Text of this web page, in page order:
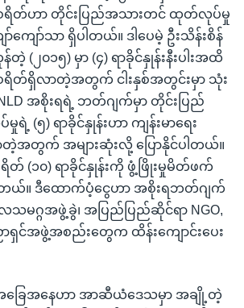
စရိတ်ဟာ တိုင်းပြည်အသားတင် ထုတ်လုပ်မှု
ာ်ကျော်သာ ရှိပါတယ်။ ဒါပေမဲ့ ဦးသိန်းစိန်
(၂၀၁၅) မှာ (၄) ရာခိုင်နှုန်းနီးပါးအထိ
စရိတ်ရှိလာတဲ့အတွက် ငါးနှစ်အတွင်းမှာ သုံး
အစိုးရရဲ့ ဘတ်ဂျက်မှာ တိုင်းပြည်
(၅) ရာခိုင်နှုန်းဟာ ကျန်းမာရေး
အတွက် အများဆုံးလို့ ပြောနိုင်ပါတယ်။
ရိတ် (၁၀) ရာခိုင်နှုန်းကို ဖွံ့ဖြိုးမှုမိတ်ဖက်
ယ်။ ဒီထောက်ပံ့ငွေဟာ အစိုးရဘတ်ဂျက်
ဂ္ဂအဖွဲ့ခွဲ၊ အပြည်ပြည်ဆိုင်ရာ NGO,
င်အဖွဲ့အစည်းတွေက ထိန်းကျောင်းပေး
းအခြေအနေဟာ အာဆီယံဒေသမှာ အချို့တဲ့